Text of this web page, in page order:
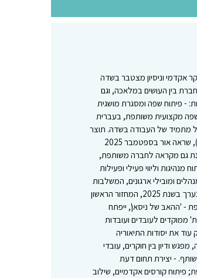
אקדמי וניסיון מצטבר בשדה
בין העושים במלאכה, וגם
- פיתוח שפה ומסגרת מושגית
שפה מקצועית משותפת, בעברית
מתמיד של העבודה בשדה. תוצר
ראשון של פיתוח זה הוא הלקסיקון לחברה משותפת (כרך א'), שראה אור בספטמבר 2025
גם מקראה לחברה משותפת,
וליווי פעילי ופעילות
ומובילי ארגונים, המשלבות
ידע אקדמי, חוכמת המעשה וכלים יישומיים. לאחר פיילוט שנערך בשנת 2025, המחזור הראשון
- 'ההאבּ של ניסאן', ייפתח
ממוקדים לעובדים ועובדות
עוד את יסודות התיאוריה
ודיון בין חוקרים, עובדי
משותף. - יצירת תחום דעת
פיתוח קורסים אקדמיים, שילוב